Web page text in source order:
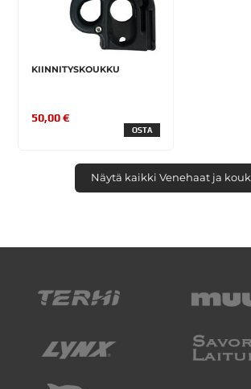
KIINNITYSKOUKKU
50,00 €
OSTA
Näytä kaikki Venehaat ja